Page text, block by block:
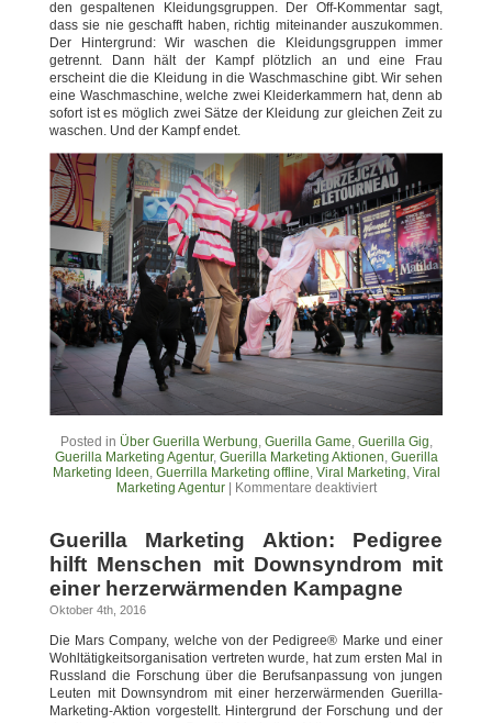
den gespaltenen Kleidungsgruppen. Der Off-Kommentar sagt,
dass sie nie geschafft haben, richtig miteinander auszukommen.
Der Hintergrund: Wir waschen die Kleidungsgruppen immer
getrennt. Dann hält der Kampf plötzlich an und eine Frau
erscheint die die Kleidung in die Waschmaschine gibt. Wir sehen
eine Waschmaschine, welche zwei Kleiderkammern hat, denn ab
sofort ist es möglich zwei Sätze der Kleidung zur gleichen Zeit zu
waschen. Und der Kampf endet.
Posted in Über Guerilla Werbung Guerilla Game Guerilla Gig
Guerilla Marketing Agentur, Guerilla Marketing Aktionen Guerilla
Marketing Ideen Guerrilla Marketing offline Viral Marketing Viral
Marketing Agentur| Kommentare deaktiviert
Guerilla Marketing Aktion: Pedigree
hilft Menschen mit Downsyndrom mit
einer herzerwärmenden Kampagne
Oktober 4th, 2016
Die Mars Company, welche von der Pedigree® Marke und einer
Wohltätigkeitsorganisation vertreten wurde, hat zum ersten Mal in
Russland die Forschung über die Berufsanpassung von jungen
Leuten mit Downsyndrom mit einer herzerwärmenden Guerilla-
Marketing-Aktion vorgestellt. Hintergrund der Forschung und der